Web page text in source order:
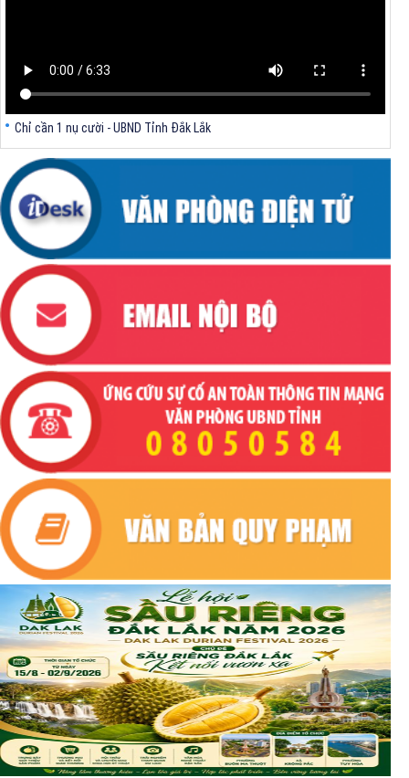
Chỉ cần 1 nụ cười - UBND Tỉnh Đắk Lắk